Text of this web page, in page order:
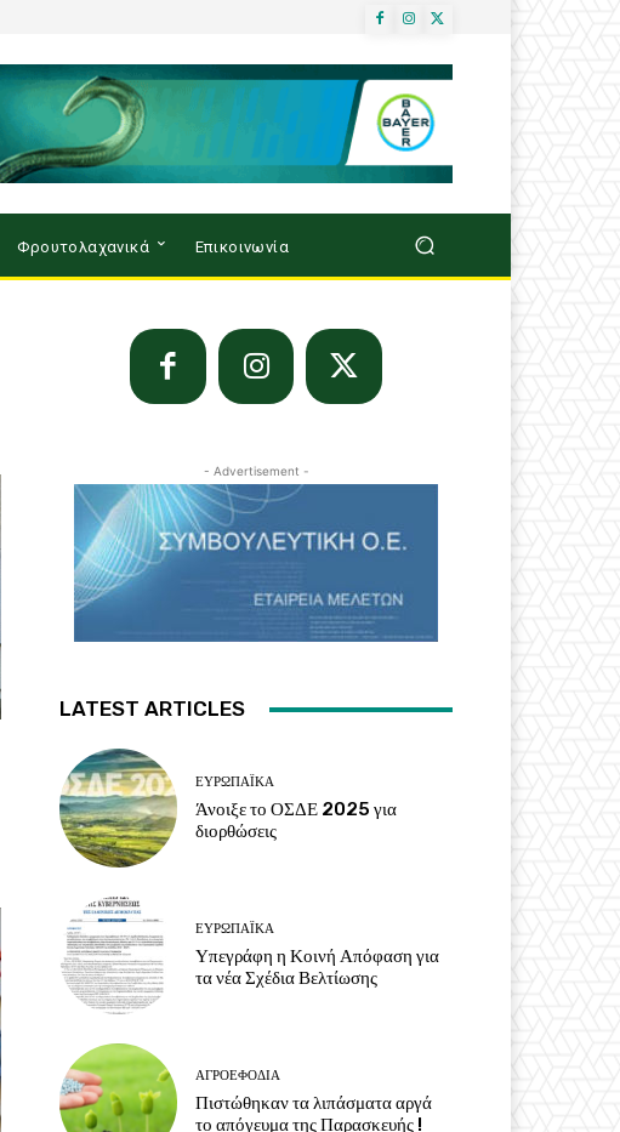
Φρουτολαχανικά Επικοινωνία
- Advertisement -
LATEST ARTICLES
ΕΥΡΩΠΑΪΚΆ
Άνοιξε το ΟΣΔΕ 2025 για
διορθώσεις
ΕΥΡΩΠΑΪΚΆ
Υπεγράφη η Κοινή Απόφαση για
τα νέα Σχέδια Βελτίωσης
ΑΓΡΟΕΦΌΔΙΑ
Πιστώθηκαν τα λιπάσματα αργά
το απόγευμα της Παρασκευής !